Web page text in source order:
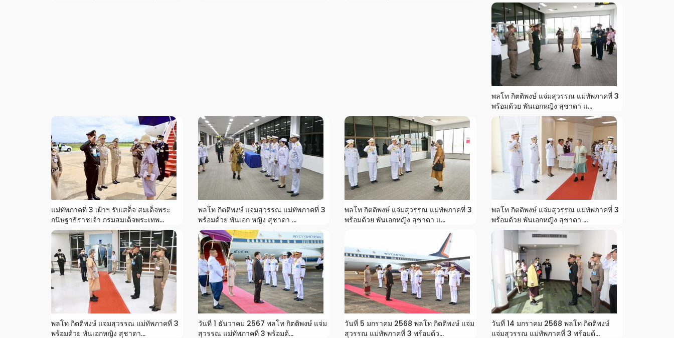
พลโท กิตติพงษ์ แจ่มสุวรรณ แม่ทัพภาคที่ 3
พร้อมด้วย พันเอกหญิง สุชาดา แ...
แม่ทัพภาคที่ 3 เฝ้าฯ รับเสด็จ สมเด็จพระ
กนิษฐาธิราชเจ้า กรมสมเด็จพระเทพ...
พลโท กิตติพงษ์ แจ่มสุวรรณ แม่ทัพภาคที่ 3
พร้อมด้วย พันเอก หญิง สุชาดา ...
พลโท กิตติพงษ์ แจ่มสุวรรณ แม่ทัพภาคที่ 3
พร้อมด้วย พันเอกหญิง สุชาดา แ...
พลโท กิตติพงษ์ แจ่มสุวรรณ แม่ทัพภาคที่ 3
พร้อมด้วย พันเอกหญิง สุชาดา ...
พลโท กิตติพงษ์ แจ่มสุวรรณ แม่ทัพภาคที่ 3
พร้อมด้วย พันเอกหญิง สุชาดา...
วันที่ 1 ธันวาคม 2567 พลโท กิตติพงษ์ แจ่ม
สุวรรณ แม่ทัพภาคที่ 3 พร้อมด้...
วันที่ 5 มกราคม 2568 พลโท กิตติพงษ์ แจ่ม
สุวรรณ แม่ทัพภาคที่ 3 พร้อมด้ว...
วันที่ 14 มกราคม 2568 พลโท กิตติพงษ์
แจ่มสุวรรณ แม่ทัพภาคที่ 3 พร้อมด้...